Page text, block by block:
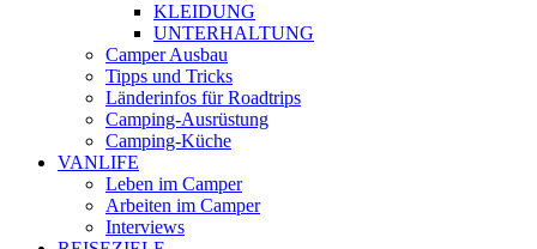
KLEIDUNG
UNTERHALTUNG
Camper Ausbau
Tipps und Tricks
Länderinfos für Roadtrips
Camping-Ausrüstung
Camping-Küche
VANLIFE
Leben im Camper
Arbeiten im Camper
Interviews